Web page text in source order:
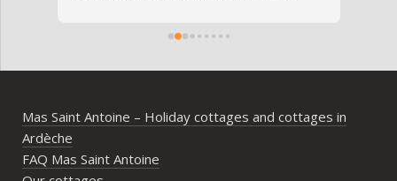
domaine est superbe, très bien
différents gîtes permettent à chacun
d’avoir son espace tout en gardant un
vrai lieu de rassemblement pour
Mas Saint Antoine – Holiday cottages and cottages in
Ardèche
FAQ Mas Saint Antoine